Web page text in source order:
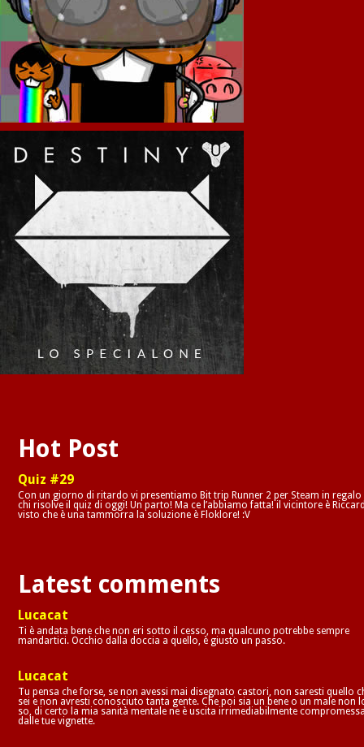
Hot Post
Quiz #29
Con un giorno di ritardo vi presentiamo Bit trip Runner 2 per Steam in regalo
chi risolve il quiz di oggi! Un parto! Ma ce l’abbiamo fatta! il vicintore è
visto che è una tammorra la soluzione è Floklore! :V
Latest comments
Lucacat
Ti è andata bene che non eri sotto il cesso, ma qualcuno potrebbe sempre
mandartici. Occhio dalla doccia a quello, è giusto un passo.
Lucacat
Tu pensa che forse, se non avessi mai disegnato castori, non saresti quello
sei e non avresti conosciuto tanta gente. Che poi sia un bene o un male non
so, di certo la mia sanità mentale ne è uscita irrimediabilmente
dalle tue vignette.